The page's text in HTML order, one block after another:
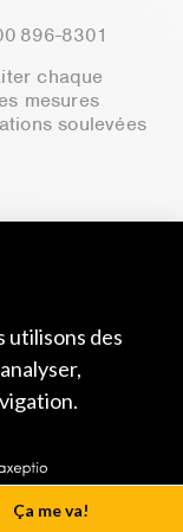
896-8301
chaque
mesures
soulevées
de
et
de
qui
et de
une